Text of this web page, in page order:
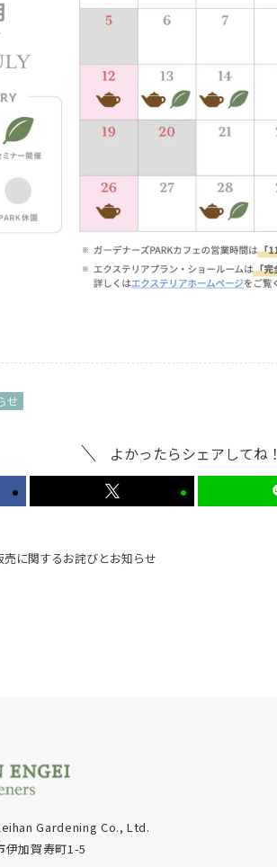
せ
よかったらシェアしてね！
に関するお詫びとお知らせ
Gardening Co., Ltd.
伊加賀寿町1-5